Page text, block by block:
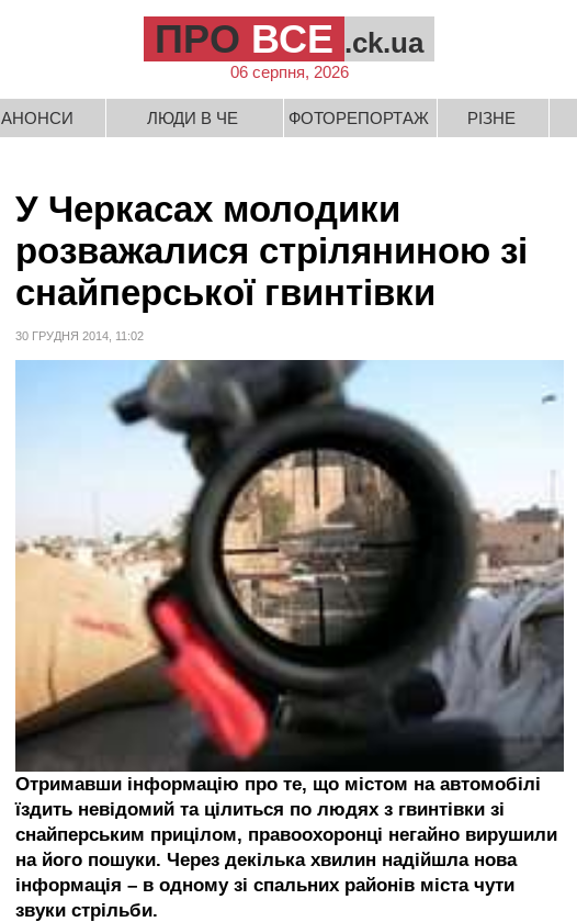
ПРО ВСЕ .ck.ua
06 серпня, 2026
АНОНСИ ЛЮДИ В ЧЕ ФОТОРЕПОРТАЖ РІЗНЕ
У Черкасах молодики
розважалися стріляниною зі
снайперської гвинтівки
30 ГРУДНЯ 2014, 11:02
Отримавши інформацію про те, що містом на автомобілі
їздить невідомий та цілиться по людях з гвинтівки зі
снайперським прицілом, правоохоронці негайно вирушили
на його пошуки. Через декілька хвилин надійшла нова
інформація – в одному зі спальних районів міста чути
звуки стрільби.